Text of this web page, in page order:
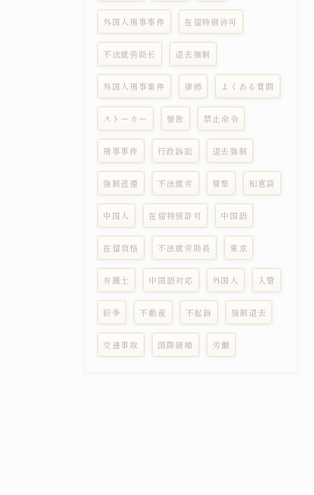
外国人刑事事件 在留特别许可
不法就劳助长 退去强制
外国人刑事案件 律师 よくある質問
ストーカー 警告 禁止命令
刑事事件 行政訴訟 退去強制
強制送還 不法就労 警察 知恵袋
中国人 在留特別許可 中国語
在留資格 不法就労助長 東京
弁護士 中国語対応 外国人 入管
紛争 不動産 不起訴 強制退去
交通事故 国際結婚 労働